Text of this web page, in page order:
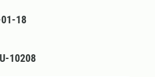
18
10208